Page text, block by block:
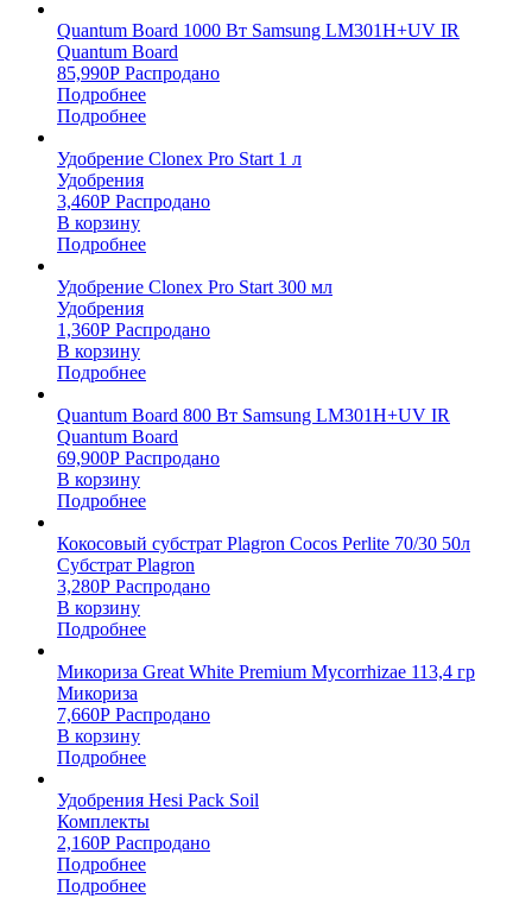
Quantum Board 1000 Вт Samsung LM301H+UV IR
Quantum Board
85,990Р Распродано
Подробнее
Подробнее
Удобрение Clonex Pro Start 1 л
Удобрения
3,460Р Распродано
В корзину
Подробнее
Удобрение Clonex Pro Start 300 мл
Удобрения
1,360Р Распродано
В корзину
Подробнее
Quantum Board 800 Вт Samsung LM301H+UV IR
Quantum Board
69,900Р Распродано
В корзину
Подробнее
Кокосовый субстрат Plagron Cocos Perlite 70/30 50л
Субстрат Plagron
3,280Р Распродано
В корзину
Подробнее
Микориза Great White Premium Mycorrhizae 113,4 гр
Микориза
7,660Р Распродано
В корзину
Подробнее
Удобрения Hesi Pack Soil
Комплекты
2,160Р Распродано
Подробнее
Подробнее